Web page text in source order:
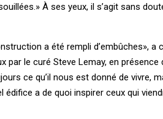
À ses yeux, il s’agit sans
a été rempli d’embûches», a
par le curé Steve Lemay, en présence
ce qu’il nous est donné de vivre,
édifice a de quoi inspirer ceux qui